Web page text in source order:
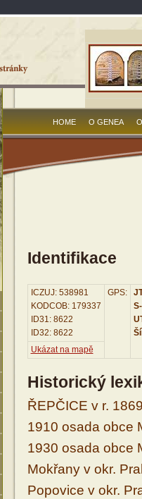
HOME O GENEA
Identifikace
ICZUJ: 538981
KODCOB: 179337
ID31: 8622
ID32: 8622
GPS:
Ukázat na mapě
Historický
ŘEPČICE v r.
1910 osada obce
1930 osada obce
Mokřany v okr.
Popovice v okr.